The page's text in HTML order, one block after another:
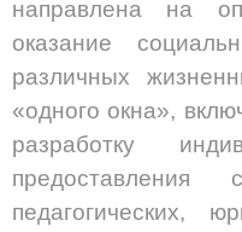
направлена на
оказание
различных
«одного окна»,
разработку
предоставления
педагогических,